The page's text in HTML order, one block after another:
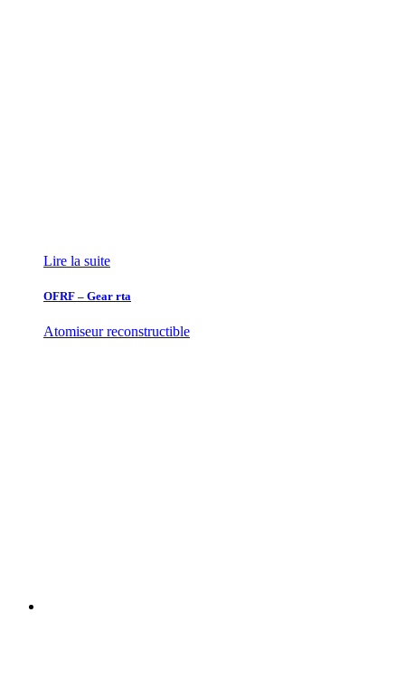
Lire la suite
OFRF – Gear rta
Atomiseur reconstructible